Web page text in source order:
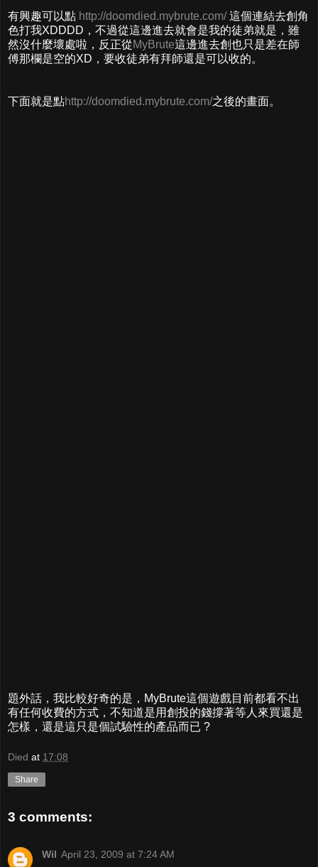
有興趣可以點 http://doomdied.mybrute.com/這個連結去創角
色打我XDDDD，不過從這邊進去就會是我的徒弟就是，雖
然沒什麼壞處啦，反正從MyBrute這邊進去創也只是差在師
傅那欄是空的XD，要收徒弟有拜師還是可以收的。
下面就是點http://doomdied.mybrute.com/之後的畫面。
題外話，我比較好奇的是，MyBrute這個遊戲目前都看不出
有任何收費的方式，不知道是用創投的錢撐著等人來買還是
怎樣，還是這只是個試驗性的產品而已 ?
Died at 17:08
Share
3 comments:
Wil April 23, 2009 at 7:24 AM